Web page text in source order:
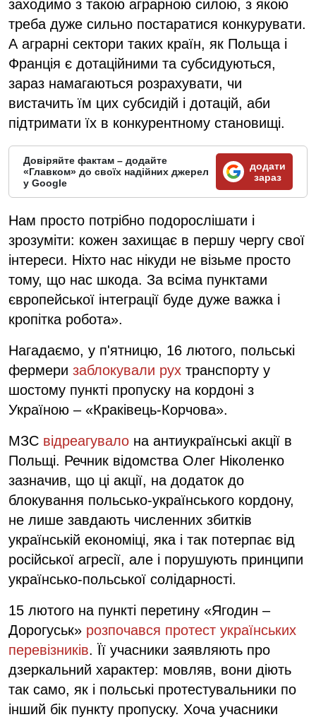
заходимо з такою аграрною силою, з якою
треба дуже сильно постаратися конкурувати.
А аграрні сектори таких країн, як Польща і
Франція є дотаційними та субсидуються,
зараз намагаються розрахувати, чи
вистачить їм цих субсидій і дотацій, аби
підтримати їх в конкурентному становищі.
Довіряйте фактам – додайте
«Главком» до своїх надійних джерел
у Google
додати
зараз
Нам просто потрібно подорослішати і
зрозуміти: кожен захищає в першу чергу свої
інтереси. Ніхто нас нікуди не візьме просто
тому, що нас шкода. За всіма пунктами
європейської інтеграції буде дуже важка і
кропітка робота».
Нагадаємо, у п'ятницю, 16 лютого, польські
фермери заблокували рух транспорту у
шостому пункті пропуску на кордоні з
Україною – «Краківець-Корчова».
МЗС відреагувало на антиукраїнські акції в
Польщі. Речник відомства Олег Ніколенко
зазначив, що ці акції, на додаток до
блокування польсько-українського кордону,
не лише завдають численних збитків
українській економіці, яка і так потерпає від
російської агресії, але і порушують принципи
українсько-польської солідарності.
15 лютого на пункті перетину «Ягодин –
Дорогуськ» розпочався протест українських
перевізників. Її учасники заявляють про
дзеркальний характер: мовляв, вони діють
так само, як і польські протестувальники по
інший бік пункту пропуску. Хоча учасники